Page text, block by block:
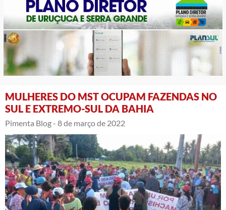
MULHERES DO MST OCUPAM FAZENDAS NO
SUL E EXTREMO-SUL DA BAHIA
Pimenta Blog - 8 de março de 2022